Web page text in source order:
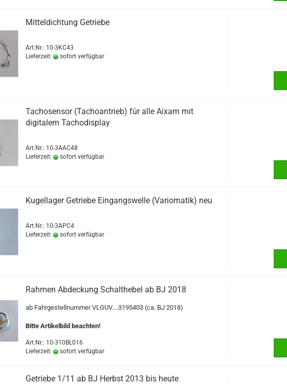
Mitteldichtung Getriebe
Art.Nr.: 10-3KC43
Lieferzeit:
sofort verfügbar
Tachosensor (Tachoantrieb) für alle Aixam mit
digitalem Tachodisplay
Art.Nr.: 10-3AAC48
Lieferzeit:
sofort verfügbar
Kugellager Getriebe Eingangswelle (Variomatik) neu
Art.Nr.: 10-3APC4
Lieferzeit:
sofort verfügbar
Rahmen Abdeckung Schalthebel ab BJ 2018
ab FahrgestellnummerVLGUV....3195403 (ca. BJ 2018)
Bitte Artikelbild beachten!
Art.Nr.: 10-310BL016
Lieferzeit:
sofort verfügbar
Getriebe 1/11 ab BJ Herbst 2013 bis heute